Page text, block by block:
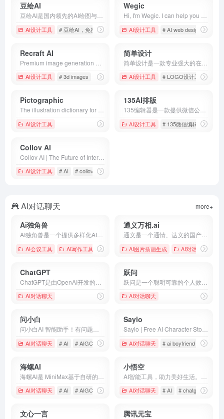
豆绘AI
AI设计工具 # 豆绘AI，免费AI绘图，免费AI出图，Flux生图，midjourney，AI
Wegic
AI设计工具 # AI web designer
Recraft AI
AI设计工具 # 3d images # AI # generate
简单设计
AI设计工具 # LOGO设计工具
Pictographic
AI设计工具
135AI排版
AI设计工具 # 135微信编辑器，微信
Collov AI
AI设计工具 # AI # collov # design
AI对话聊天 more+
Ai独角兽
AI会议工具 AI写作工具 # AI助手 # Ai独角兽 # 人工智能
通义万相.ai
AI图片插画生成 AI对话聊天
ChatGPT
AI对话聊天
跃问
AI对话聊天
问小白
AI对话聊天 # AI # AIGC # AI写作
Saylo
AI对话聊天 # ai boyfriend # ai
海螺AI
AI对话聊天 # AI # AIGC # ai伙伴
小悟空
AI对话聊天 # AI # chatgpt #
文心一言 腾讯元宝